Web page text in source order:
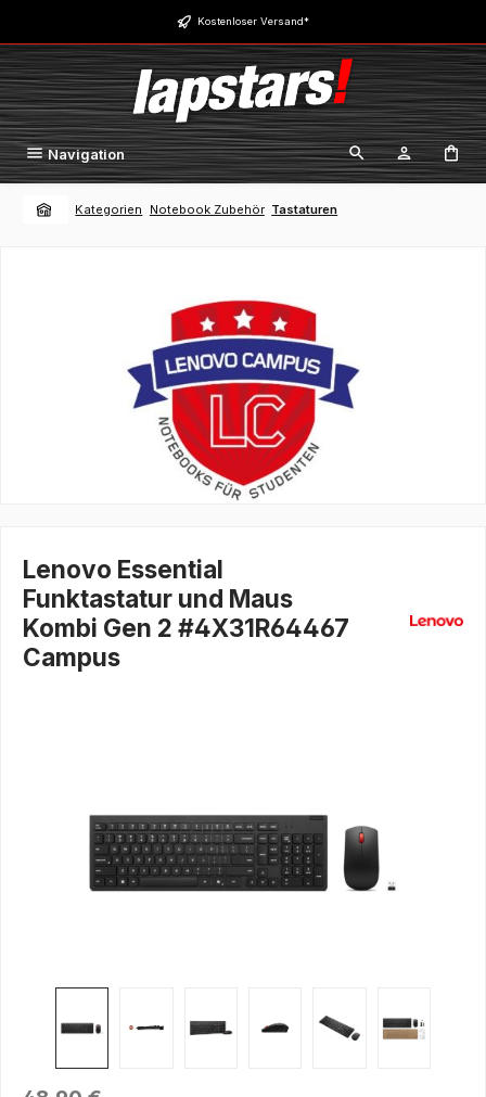
Zum Hauptinhalt springen Kostenloser Versand*
Navigation
Kategorien Notebook Zubehör Tastaturen
Lenovo Essential
Funktastatur und Maus
Kombi Gen 2 #4X31R64467
Campus
Regulärer Preis: